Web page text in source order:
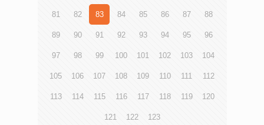
如何應對，結果多次匯款而被騙二萬多元。 3) 科技罪行遍
及不同年齡層 過去網絡情緣騙案多涉及年長女性，現在青年
也成為騙徒對象。 個案︰20歲女大學生，在社交媒體結識
自稱英國華僑而發生網戀，對方聲稱送她名貴手錶，但要先
青協青年違法防治中心每年接觸近4,200位高危青少年，透
過轄下地區外展社會工作隊、深宵青年服務和青年支援服
違規」、「性危機」及「吸毒」，提供預防教育、危機介入
應用程式「青法網」和「違法防治熱線8100 9669」，為公
81 82 83 84 85 86 87 88
89 90 91 92 93 94 95 96
97 98 99 100 101 102 103 104
105 106 107 108 109 110 111 112
113 114 115 116 117 118 119 120
121 122 123